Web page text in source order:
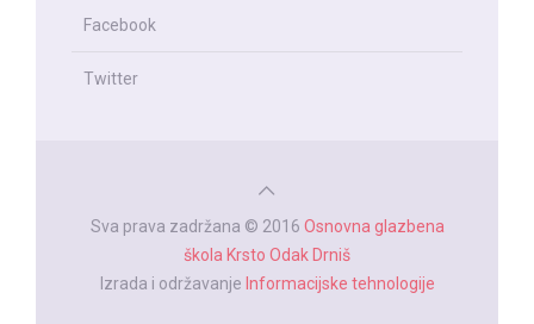
Facebook
Twitter
Sva prava zadržana © 2016 Osnovna glazbena
škola Krsto Odak Drniš
Izrada i održavanje Informacijske tehnologije